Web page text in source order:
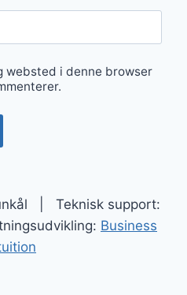
websted i denne browser
| Teknisk support:
Business